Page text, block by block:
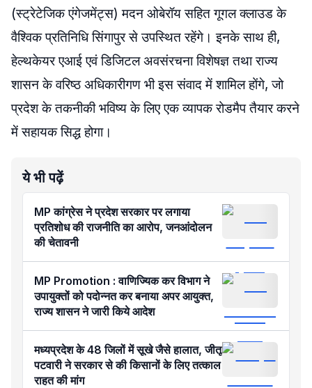
(स्ट्रेटेजिक एंगेजमेंट्स) मदन ओबेरॉय सहित गूगल क्लाउड के
वैश्विक प्रतिनिधि सिंगापुर से उपस्थित रहेंगे। इनके साथ ही,
हेल्थकेयर एआई एवं डिजिटल अवसंरचना विशेषज्ञ तथा राज्य
शासन के वरिष्ठ अधिकारीगण भी इस संवाद में शामिल होंगे, जो
प्रदेश के तकनीकी भविष्य के लिए एक व्यापक रोडमैप तैयार करने
में सहायक सिद्ध होगा।
ये भी पढ़ें
MP कांग्रेस ने प्रदेश सरकार पर लगाया
प्रतिशोध की राजनीति का आरोप, जनआंदोलन
की चेतावनी
MP Promotion : वाणिज्यिक कर विभाग ने
उपायुक्तों को पदोन्नत कर बनाया अपर आयुक्त,
राज्य शासन ने जारी किये आदेश
मध्यप्रदेश के 48 जिलों में सूखे जैसे हालात, जीतू
पटवारी ने सरकार से की किसानों के लिए तत्काल
राहत की मांग